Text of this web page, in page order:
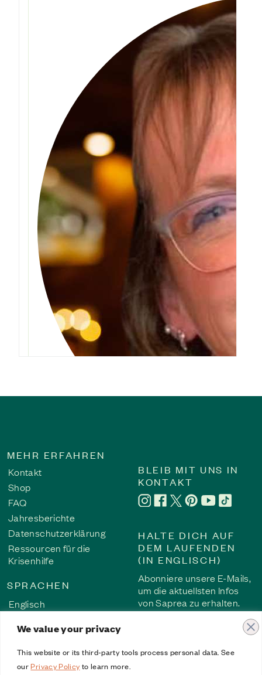
We value your privacy
This website or its third-party tools process personal data. See
ourPrivacy Policyto learn more.
Die Geschichte neu schreiben: Der Weg vom
Über 40 Jahre lang redete sie sich ein, dass der
Sicherheit, Heilung und die Kraft, ihre Geschichte neu zu
Selbstmitgefühl.
Überlebensgeschichte
MEHR ERFAHREN
Kontakt
Shop
FAQ
Jahresberichte
Datenschutzerklärung
Ressourcen für die
Krisenhilfe
SPRACHEN
Englisch
Deutsch
Spanisch
BLEIB MIT UNS IN
KONTAKT
HALTE DICH AUF
DEM LAUFENDEN
(IN ENGLISCH)
Abonniere unsere E-Mails,
um die aktuellsten Infos
von Saprea zu erhalten.